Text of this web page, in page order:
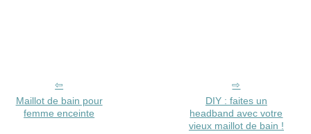
Maillot de bain pour
femme enceinte
DIY : faites un
headband avec votre
vieux maillot de bain !